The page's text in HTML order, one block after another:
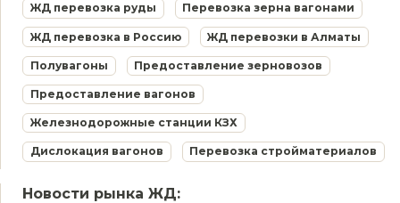
ЖД перевозка руды Перевозка зерна вагонами
ЖД перевозка в Россию ЖД перевозки в Алматы
Полувагоны Предоставление зерновозов
Предоставление вагонов
Железнодорожные станции КЗХ
Дислокация вагонов Перевозка стройматериалов
Новости рынка ЖД: